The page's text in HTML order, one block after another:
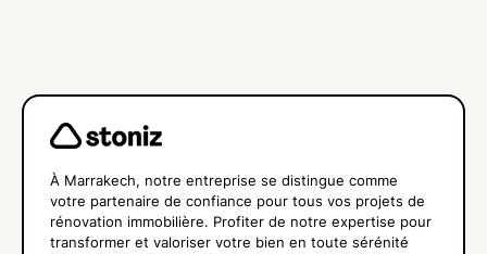
À Marrakech, notre entreprise se distingue comme
votre partenaire de confiance pour tous vos projets de
rénovation immobilière. Profiter de notre expertise pour
transformer et valoriser votre bien en toute sérénité